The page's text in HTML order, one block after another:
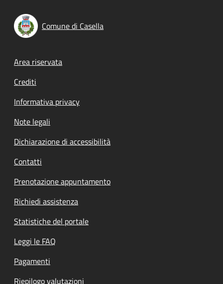
Comune di Casella
Footer menu
Area riservata
Crediti
Informativa privacy
Note legali
Dichiarazione di accessibilità
Contatti
Prenotazione appuntamento
Richiedi assistenza
Statistiche del portale
Leggi le FAQ
Pagamenti
Riepilogo valutazioni